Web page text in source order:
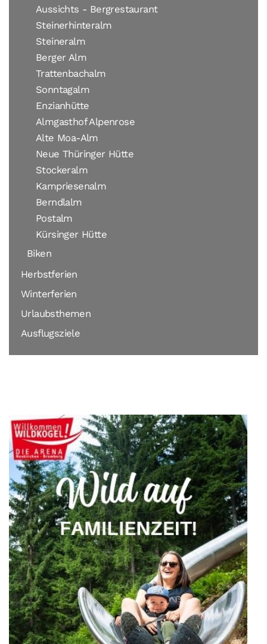
Aussichts - Bergrestaurant
Steinerhinteralm
Steineralm
Berger Alm
Trattenbachalm
Sonntagalm
Enzianhütte
Almgasthof Alpenrose
Alte Moa-Alm
Neue Thüringer Hütte
Stockeralm
Kampriesenalm
Berndlalm
Postalm
Kürsinger Hütte
Biken
Herbstferien
Winterferien
Urlaubsthemen
Ausflugsziele